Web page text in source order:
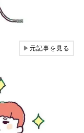
▶元記事を見る